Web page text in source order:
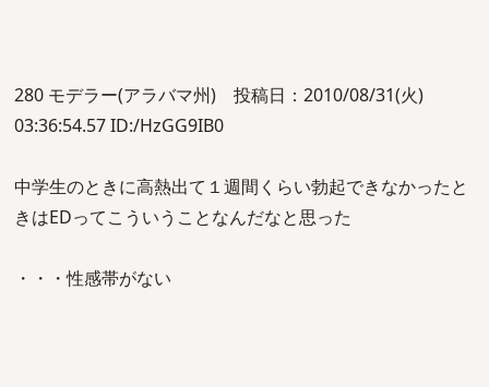
280 モデラー(アラバマ州) 投稿日：2010/08/31(火)
03:36:54.57 ID:/HzGG9IB0
中学生のときに高熱出て１週間くらい勃起できなかったと
きはEDってこういうことなんだなと思った
・・・性感帯がない